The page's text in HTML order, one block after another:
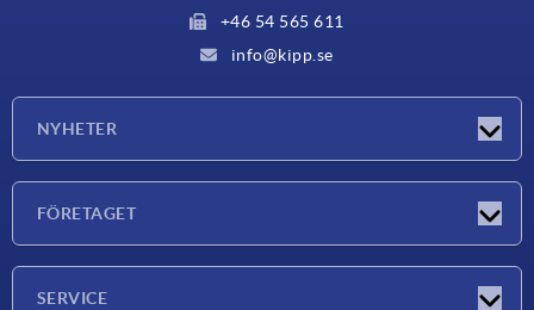
+46 54 565 611
info@kipp.se
NYHETER
FÖRETAGET
SERVICE